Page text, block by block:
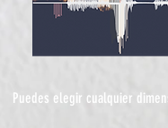
Puedes elegir cualquier